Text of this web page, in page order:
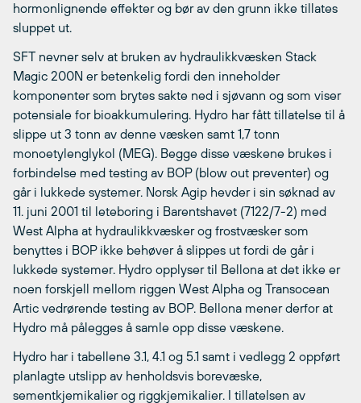
hormonlignende effekter og bør av den grunn ikke tillates
sluppet ut.
SFT nevner selv at bruken av hydraulikkvæsken Stack
Magic 200N er betenkelig fordi den inneholder
komponenter som brytes sakte ned i sjøvann og som viser
potensiale for bioakkumulering. Hydro har fått tillatelse til å
slippe ut 3 tonn av denne væsken samt 1,7 tonn
monoetylenglykol (MEG). Begge disse væskene brukes i
forbindelse med testing av BOP (blow out preventer) og
går i lukkede systemer. Norsk Agip hevder i sin søknad av
11. juni 2001 til leteboring i Barentshavet (7122/7-2) med
West Alpha at hydraulikkvæsker og frostvæsker som
benyttes i BOP ikke behøver å slippes ut fordi de går i
lukkede systemer. Hydro opplyser til Bellona at det ikke er
noen forskjell mellom riggen West Alpha og Transocean
Artic vedrørende testing av BOP. Bellona mener derfor at
Hydro må pålegges å samle opp disse væskene.
Hydro har i tabellene 3.1, 4.1 og 5.1 samt i vedlegg 2 oppført
planlagte utslipp av henholdsvis borevæske,
sementkjemikalier og riggkjemikalier. I tillatelsen av